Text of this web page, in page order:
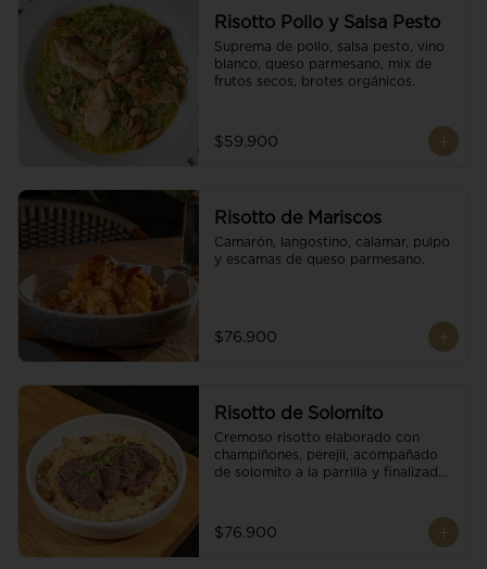
Risotto Pollo y Salsa Pesto
Suprema de pollo, salsa pesto, vino
blanco, queso parmesano, mix de
frutos secos, brotes orgánicos.
$59.900
Risotto de Mariscos
Camarón, langostino, calamar, pulpo
y escamas de queso parmesano.
$76.900
Risotto de Solomito
Cremoso risotto elaborado con
champiñones, perejil, acompañado
de solomito a la parrilla y finalizado
$76.900